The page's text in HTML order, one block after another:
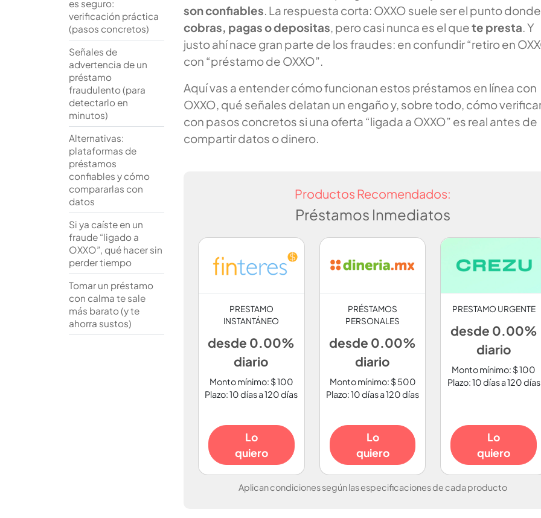
son confiables. La respuesta corta: OXXO suele ser el punto donde
cobras, pagas o depositas, pero casi nunca es el quete presta. Y
justo ahí nace gran parte de los fraudes: en confundir “retiro en
con “préstamo de OXXO”.
Aquí vas a entender cómo funcionan estos préstamos en línea con
OXXO, qué señales delatan un engaño y, sobre todo, cómo
con pasos concretos si una oferta “ligada a OXXO” es real antes de
compartir datos o dinero.
Productos Recomendados:
Préstamos Inmediatos
PRESTAMO
INSTANTÁNEO
desde 0.00%
diario
Monto mínimo: $ 100
Plazo: 10 días a 120 días
Lo
quiero
PRÉSTAMOS
PERSONALES
desde 0.00%
diario
Monto mínimo: $ 500
Plazo: 10 días a 120 días
Lo
quiero
PRESTAMO URGENTE
desde 0.00%
diario
Monto mínimo: $ 100
Plazo: 10 días a 120 días
Lo
quiero
Aplican condiciones según las especificaciones de cada producto
es seguro:
verificación práctica
(pasos concretos)
Señales de
advertencia de un
préstamo
fraudulento (para
detectarlo en
minutos)
Alternativas:
plataformas de
préstamos
confiables y cómo
compararlas con
datos
Si ya caíste en un
fraude “ligado a
OXXO”, qué hacer sin
perder tiempo
Tomar un préstamo
con calma te sale
más barato (y te
ahorra sustos)